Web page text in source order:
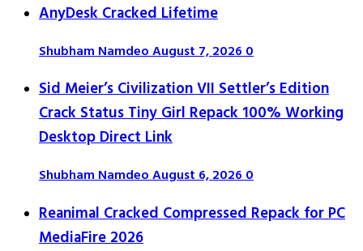
AnyDesk Cracked Lifetime
Shubham NamdeoAugust 7, 20260
Sid Meier’s Civilization VII Settler’s Edition
Crack Status Tiny Girl Repack 100% Working
Desktop Direct Link
Shubham NamdeoAugust 6, 20260
Reanimal Cracked Compressed Repack for PC
MediaFire 2026